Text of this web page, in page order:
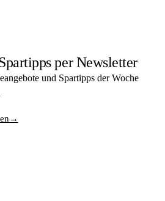
per Newsletter
und Spartipps der Woche
→